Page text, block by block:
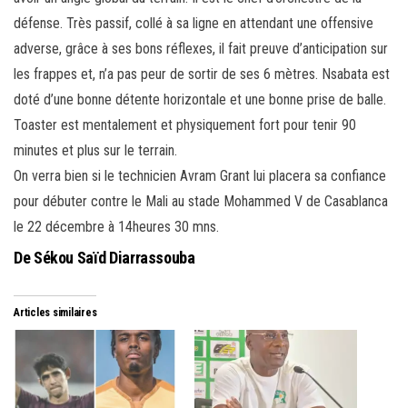
défense. Très passif, collé à sa ligne en attendant une offensive
adverse, grâce à ses bons réflexes, il fait preuve d’anticipation sur
les frappes et, n’a pas peur de sortir de ses 6 mètres. Nsabata est
doté d’une bonne détente horizontale et une bonne prise de balle.
Toaster est mentalement et physiquement fort pour tenir 90
minutes et plus sur le terrain.
On verra bien si le technicien Avram Grant lui placera sa confiance
pour débuter contre le Mali au stade Mohammed V de Casablanca
le 22 décembre à 14heures 30 mns.
De Sékou Saïd Diarrassouba
Articles similaires